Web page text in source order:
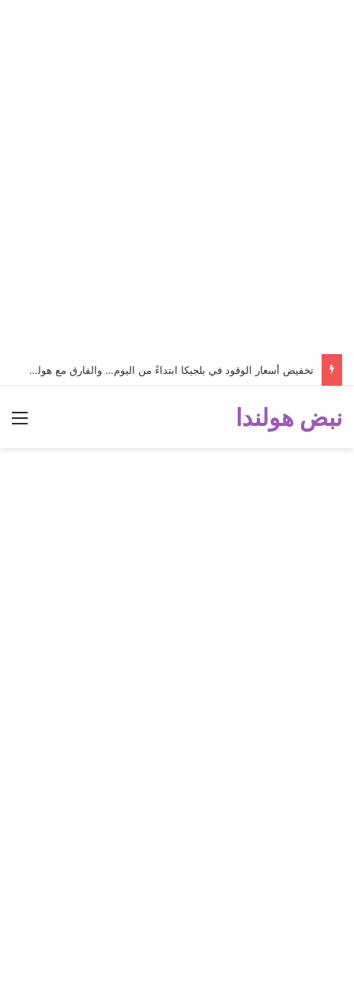
تخفيض أسعار الوقود في بلجيكا ابتداءً من اليوم… والفارق مع هولندا أصبح كبيراً جداً!
نبض هولندا